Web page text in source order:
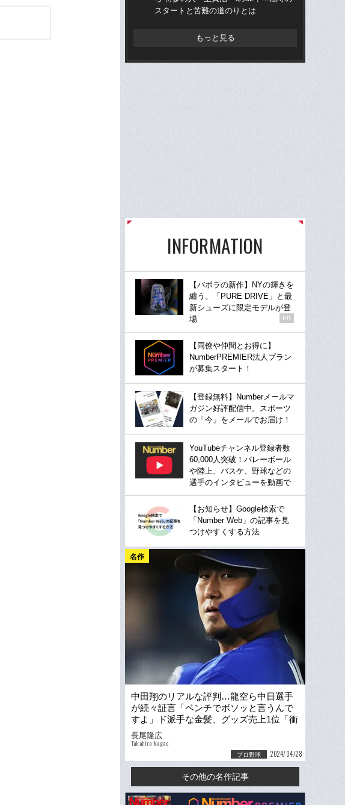
スタートと苦難の道のりとは
もっと見る
INFORMATION
【バボラの新作】NYの輝きを
纏う。「PURE DRIVE」と最
新シューズに限定モデルが登
場
PR
【同僚や仲間とお得に】
NumberPREMIER法人プラン
が募集スタート！
【登録無料】Numberメールマ
ガジン好評配信中。スポーツ
の「今」をメールでお届け！
YouTubeチャンネル登録者数
60,000人突破！バレーボール
や陸上、バスケ、野球などの
選手のインタビューを動画で
【お知らせ】Google検索で
「Number Web」の記事を見
つけやすくする方法
名作
中田翔のリアルな評判…龍空ら中日選手
が続々証言「ベンチでボソッと言うんで
すよ」ド派手な金髪、グッズ売上1位「衝
撃の人気度」
長尾隆広
Takahiro Nagao
プロ野球 2024/04/28
その他の名作記事